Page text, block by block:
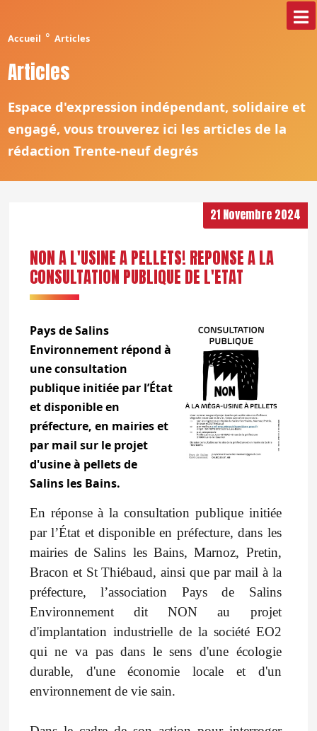
Accueil ° Articles
Articles
Espace d'expression indépendant, solidaire et
engagé, vous trouverez ici les articles de la
rédaction Trente-neuf degrés
21 Novembre 2024
NON A L'USINE A PELLETS! REPONSE A LA
CONSULTATION PUBLIQUE DE L'ETAT
Pays de Salins
Environnement répond à
une consultation
publique initiée par l’État
et disponible en
préfecture, en mairies et
par mail sur le projet
d'usine à pellets de
Salins les Bains.
En réponse à la consultation publique initiée
par l’État et disponible en préfecture, dans les
mairies de Salins les Bains, Marnoz, Pretin,
Bracon et St Thiébaud, ainsi que par mail à la
préfecture, l’association Pays de Salins
Environnement dit NON au projet
d'implantation industrielle de la société EO2
qui ne va pas dans le sens d'une écologie
durable, d'une économie locale et d'un
environnement de vie sain.